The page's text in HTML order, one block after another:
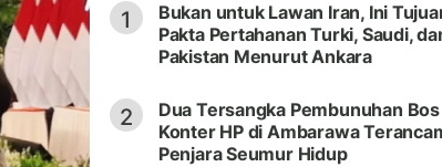
1
Bukan untuk Lawan Iran, Ini
Pakta Pertahanan Turki, Saudi,
Pakistan Menurut Ankara
2
Dua Tersangka Pembunuhan Bos
Konter HP di Ambarawa
Penjara Seumur Hidup